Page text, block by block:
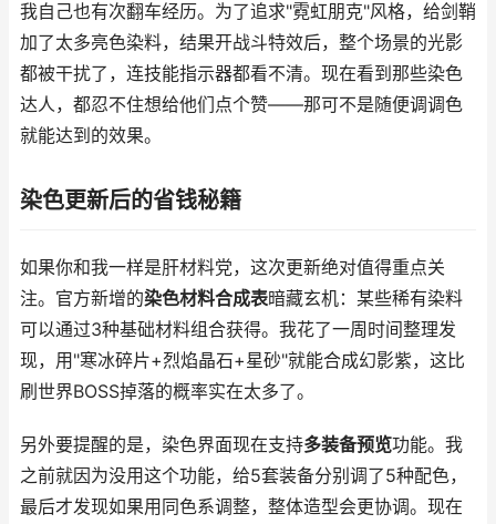
我自己也有次翻车经历。为了追求"霓虹朋克"风格，给剑鞘
加了太多亮色染料，结果开战斗特效后，整个场景的光影
都被干扰了，连技能指示器都看不清。现在看到那些染色
达人，都忍不住想给他们点个赞——那可不是随便调调色
就能达到的效果。
染色更新后的省钱秘籍
如果你和我一样是肝材料党，这次更新绝对值得重点关
注。官方新增的染色材料合成表暗藏玄机：某些稀有染料
可以通过3种基础材料组合获得。我花了一周时间整理发
现，用"寒冰碎片+烈焰晶石+星砂"就能合成幻影紫，这比
刷世界BOSS掉落的概率实在太多了。
另外要提醒的是，染色界面现在支持多装备预览功能。我
之前就因为没用这个功能，给5套装备分别调了5种配色，
最后才发现如果用同色系调整，整体造型会更协调。现在